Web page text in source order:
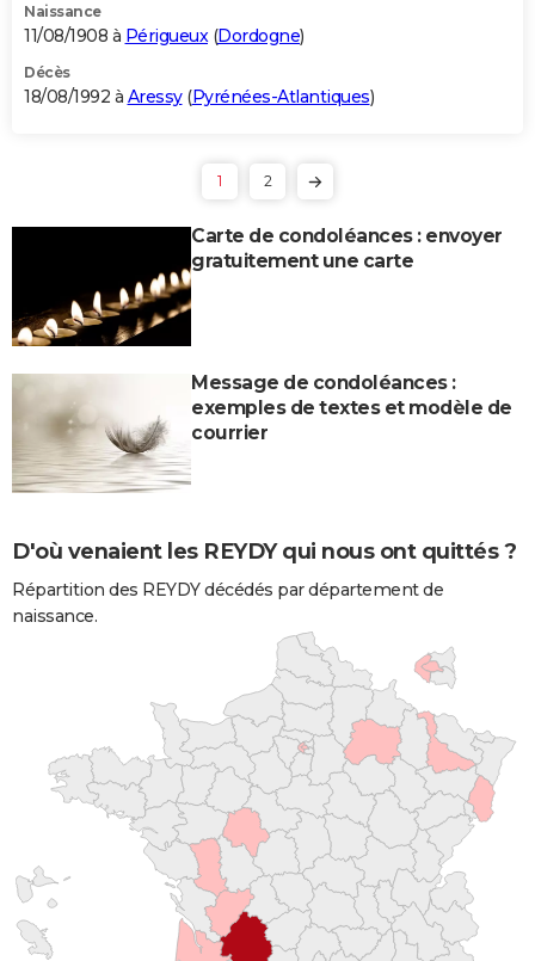
Naissance
11/08/1908 à Périgueux (Dordogne)
Décès
18/08/1992 à Aressy(Pyrénées-Atlantiques)
1 2
Carte de condoléances : envoyer
gratuitement une carte
Message de condoléances :
exemples de textes et modèle de
courrier
D'où venaient les REYDY qui nous ont quittés ?
Répartition des REYDY décédés par département de
naissance.